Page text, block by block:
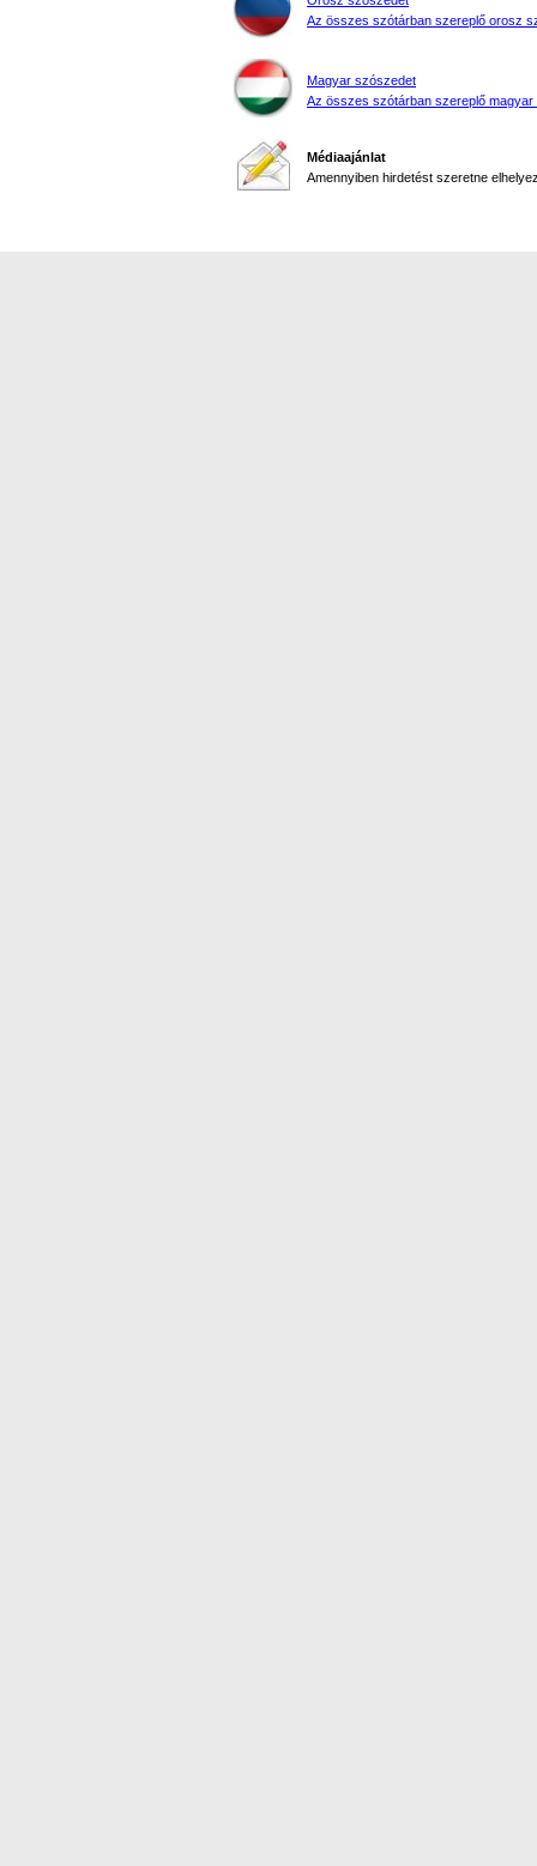
Az összes szótárban szereplő orosz
Magyar szószedet
Az összes szótárban szereplő magyar
Médiaajánlat
Amennyiben hirdetést szeretne